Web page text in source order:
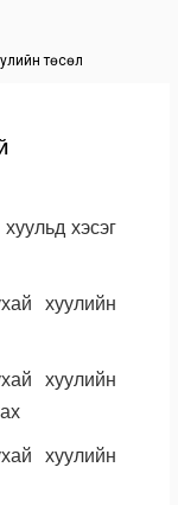
төсөл
хэсэг
хуулийн
хуулийн
хуулийн